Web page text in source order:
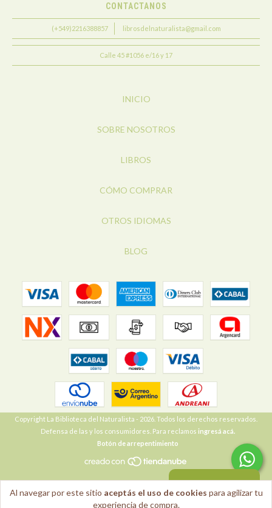
Al navegar por este sitio aceptás el uso de cookies para agilizar tu
experiencia de compra.
CONTACTANOS
(+549)2216388857 librosdelnaturalista@gmail.com
Calle 45 #1056 e/16 y 17
INICIO
SOBRE NOSOTROS
LIBROS
CÓMO COMPRAR
OTROS IDIOMAS
BLOG
Copyright La Biblioteca del Naturalista - 2026. Todos los derechos reservados.
Defensa de las y los consumidores. Para reclamos ingresá acá.
Botón de arrepentimiento